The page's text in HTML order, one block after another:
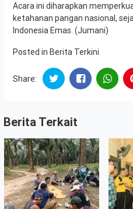
Acara ini diharapkan
ketahanan pangan nasional,
Indonesia Emas. (Jumani)
Posted in Berita Terkini
Share:
Berita Terkait